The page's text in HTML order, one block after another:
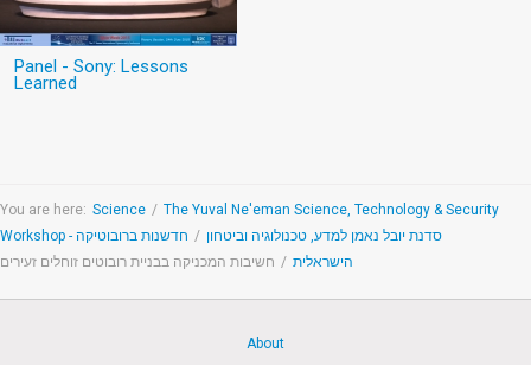
Panel - Sony: Lessons
Learned
You are here: Science / The Yuval Ne'eman Science, Technology & Security
Workshop - סדנת יובל נאמן למדע, טכנולוגיה וביטחון / חדשנות ברובוטיקה
הישראלית / חשיבות המכניקה בבניית רובוטים זוחלים זעירים
About